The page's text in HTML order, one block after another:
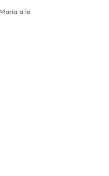
a la